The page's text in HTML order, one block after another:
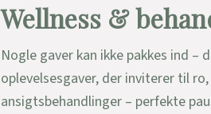
Wellness &
Nogle gaver kan ikke pakkes ind
oplevelsesgaver, der inviterer til
ansigtsbehandlinger – perfekte